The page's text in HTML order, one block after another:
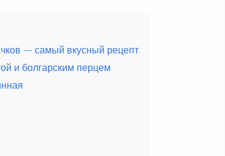
— самый вкусный рецепт
и болгарским перцем